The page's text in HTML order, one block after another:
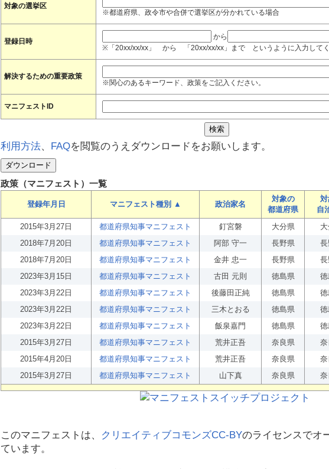
対象の選挙区
※都道府県、政令市や合併で選挙区が分かれている場合
登録日時
から
※「20xx/xx/xx」 から 「20xx/xx/xx」まで というように入力してく
解決するための重要政策
※関心のあるキーワード、政策をご記入ください。
マニフェストID
利用方法、 FAQを閲覧のうえダウンロードをお願いします。
政策（マニフェスト）一覧
登録年月日 マニフェスト種別 ▲ 政治家名
対象の
都道府県
自
2015年3月27日
都道府県知事マニフェスト 釘宮磐 大分県
2018年7月20日
都道府県知事マニフェスト 阿部 守一 長野県
2018年7月20日
都道府県知事マニフェスト 金井 忠一 長野県
2023年3月15日
都道府県知事マニフェスト 古田 元則 徳島県
2023年3月22日
都道府県知事マニフェスト 後藤田正純 徳島県
2023年3月22日
都道府県知事マニフェスト 三木とおる 徳島県
2023年3月22日
都道府県知事マニフェスト 飯泉嘉門 徳島県
2015年3月27日
都道府県知事マニフェスト 荒井正吾 奈良県
2015年4月20日
都道府県知事マニフェスト 荒井正吾 奈良県
2015年3月27日
都道府県知事マニフェスト 山下真 奈良県
このマニフェストは、 クリエイティブコモンズCC-BYのライセンスでオ
ています。